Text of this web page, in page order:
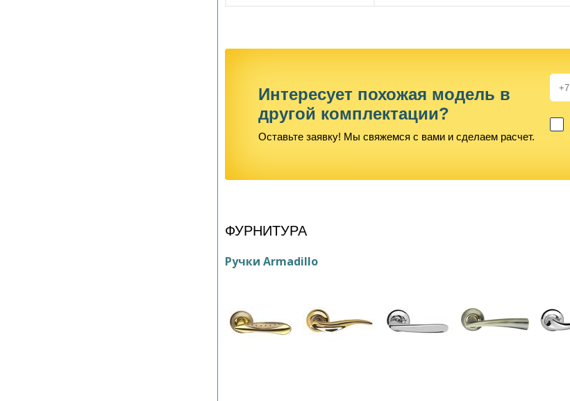
Интересует похожая модель в
другой комплектации?
Оставьте заявку! Мы свяжемся с вами и сделаем расчет.
ФУРНИТУРА
Ручки Armadillo